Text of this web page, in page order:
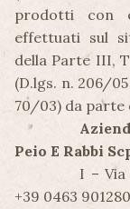
prodotti con
effettuati sul
della Parte III,
(D.lgs. n. 206/
70/03) da parte
Peio E Rabbi
I –
+39 0463 901280